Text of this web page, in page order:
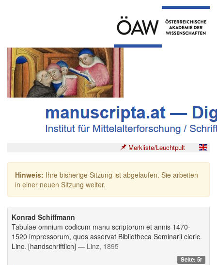
Merkliste/Leuchtpult
Hinweis: Ihre bisherige Sitzung ist abgelaufen. Sie arbeiten
in einer neuen Sitzung weiter.
Konrad Schiffmann
Tabulae omnium codicum manu scriptorum et annis 1470-
1520 impressorum, quos asservat Bibliotheca Seminarii cleric.
Linc. [handschriftlich] — Linz, 1895
Seite: 5r